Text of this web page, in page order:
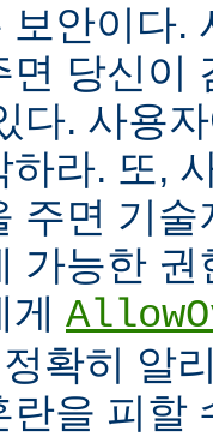
보안이다.
면 당신이
다. 사용
하라. 또,
주면 기
가능한
확히 알
란을 피할